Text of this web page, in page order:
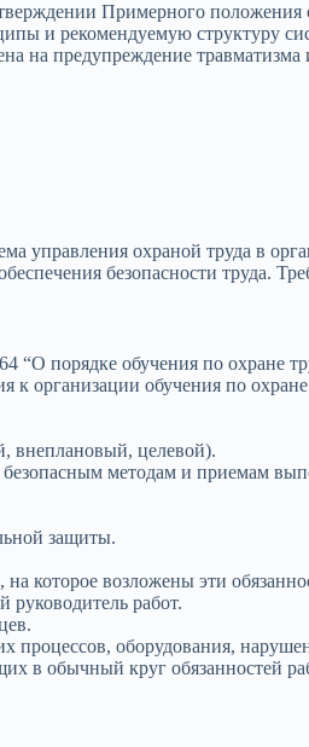
Примерного положения
и рекомендуемую структуру
на предупреждение
управления охраной труда в
безопасности труда.
“О порядке обучения по охране
к организации обучения по
внеплановый, целевой).
безопасным методам и приемам
защиты.
которое возложены эти
работ.
оборудования,
в обычный круг обязанностей